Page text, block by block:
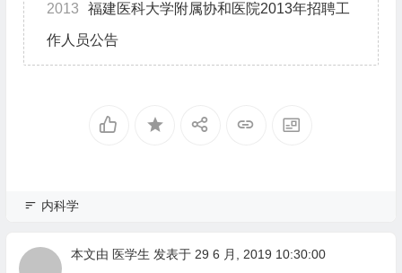
2013 福建医科大学附属协和医院2013年招聘工
作人员公告
内科学
本文由 医学生 发表于 29 6 月, 2019 10:30:00